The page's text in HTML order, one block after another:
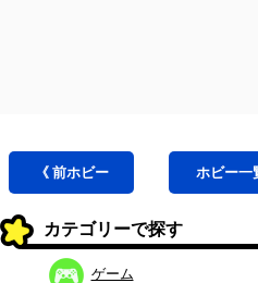
《 前ホビー ホビー一
カテゴリーで探す
ゲーム